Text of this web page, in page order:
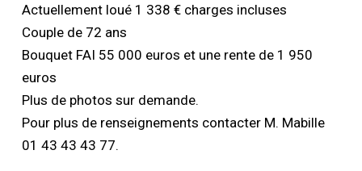
Actuellement loué 1 338 € charges incluses
Couple de 72 ans
Bouquet FAI 55 000 euros et une rente de 1 950
euros
Plus de photos sur demande.
Pour plus de renseignements contacter M. Mabille
01 43 43 43 77.